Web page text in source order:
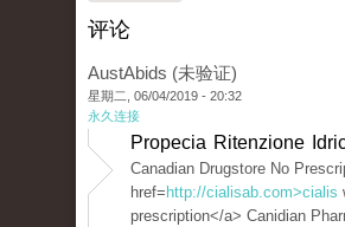
评论
AustAbids (未验证)
星期二, 06/04/2019 - 20:32
永久连接
Propecia Ritenzione
Canadian Drugstore No
href= http://cialisab.com>cialis
prescription</a> Canidian